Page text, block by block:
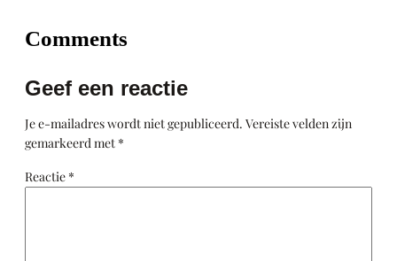
Comments
Geef een reactie
Je e-mailadres wordt niet gepubliceerd. Vereiste velden zijn
gemarkeerd met *
Reactie *